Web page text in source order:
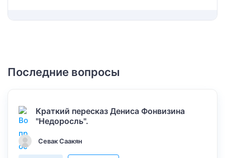
Последние вопросы
Краткий пересказ Дениса Фонвизина
"Недоросль".
Севак Саакян